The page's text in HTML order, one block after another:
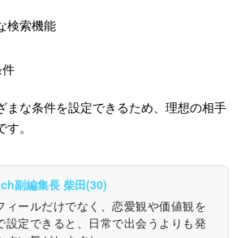
検索機能
まな条件を設定できるため、理想の相手
。
副編集長 柴田(30)
ィールだけでなく、恋愛観や価値観を
設定できると、日常で出会うよりも発